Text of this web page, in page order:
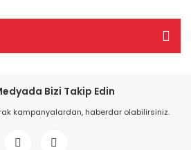
Bizi Takip Edin
kampanyalardan, haberdar olabilirsiniz.